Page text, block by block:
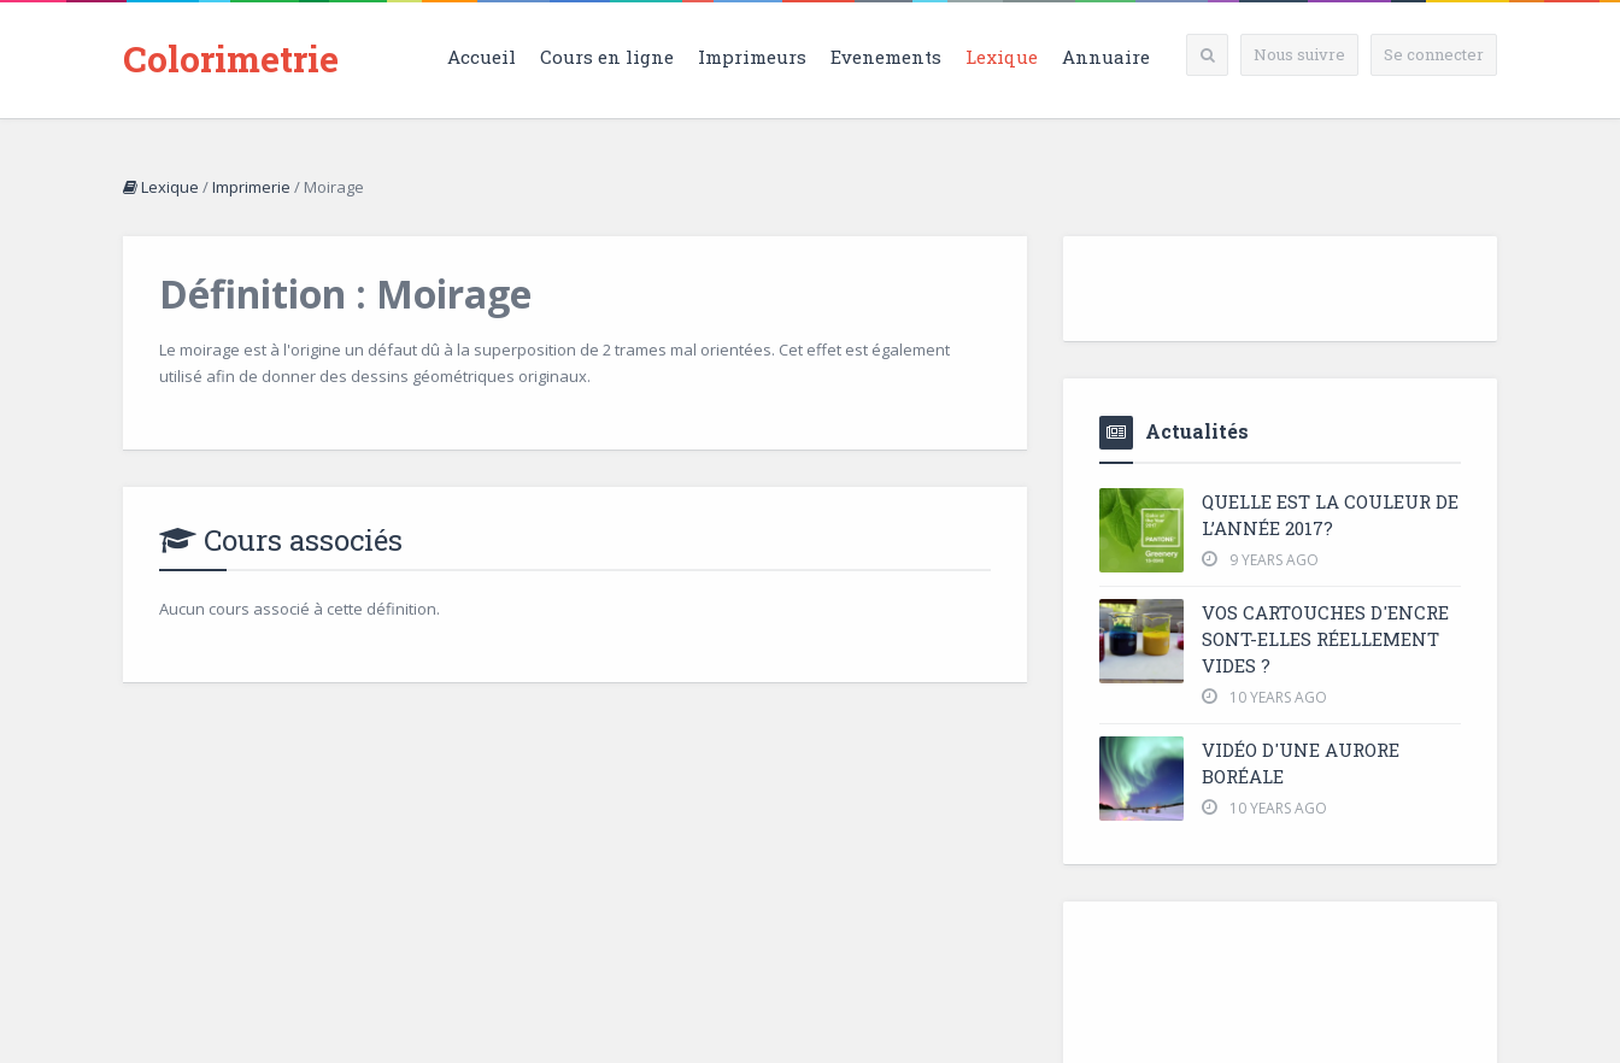
Colorimetrie Se connecter
Nous suivre
Accueil Cours en ligne Imprimeurs Evenements Lexique Annuaire
Lexique /Imprimerie / Moirage
Définition : Moirage
Le moirage est à l'origine un défaut dû à la superposition de 2 trames mal orientées. Cet effet est également
utilisé afin de donner des dessins géométriques originaux.
Cours associés
Aucun cours associé à cette définition.
Actualités
QUELLE EST LA COULEUR DE
L’ANNÉE 2017?
9 YEARS AGO
VOS CARTOUCHES D'ENCRE
SONT-ELLES RÉELLEMENT
VIDES ?
10 YEARS AGO
VIDÉO D'UNE AURORE
BORÉALE
10 YEARS AGO